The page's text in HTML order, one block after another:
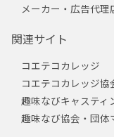
メーカー・広告代
関連サイト
コエテコカレッジ
コエテコカレッジ協
趣味なびキャスティ
趣味なび協会・団体